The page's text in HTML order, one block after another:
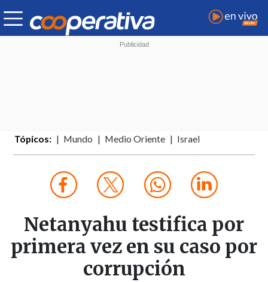
Tópicos: Mundo Medio Oriente Israel
Netanyahu testifica por
primera vez en su caso por
corrupción